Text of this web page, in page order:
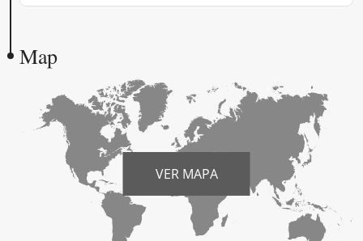
Map
VER MAPA